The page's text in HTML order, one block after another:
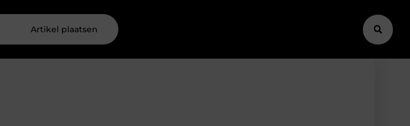
Artikel plaatsen